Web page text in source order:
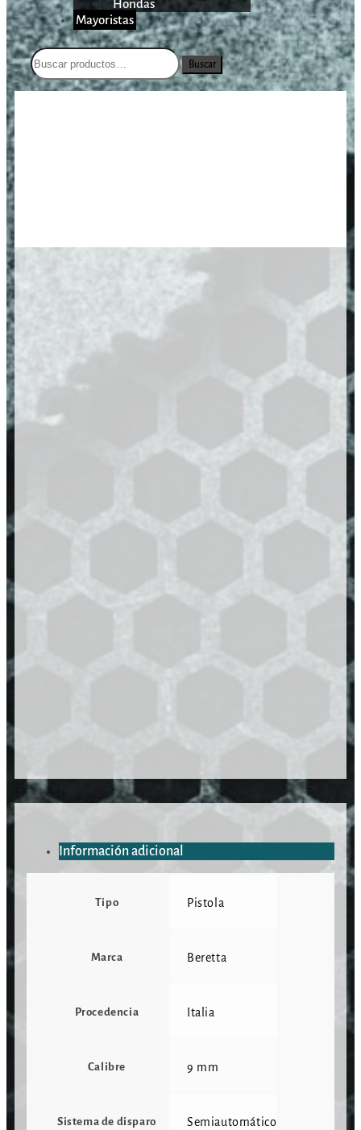
Hondas
Mayoristas
Buscar
Información adicional
Tipo Pistola
Marca Beretta
Procedencia Italia
Calibre 9 mm
Sistema de disparo Semiautomático